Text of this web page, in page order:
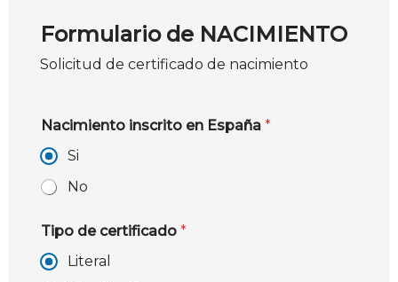
Formulario de NACIMIENTO
Solicitud de certificado de nacimiento
Nacimiento inscrito en España *
Si
No
Tipo de certificado *
Literal